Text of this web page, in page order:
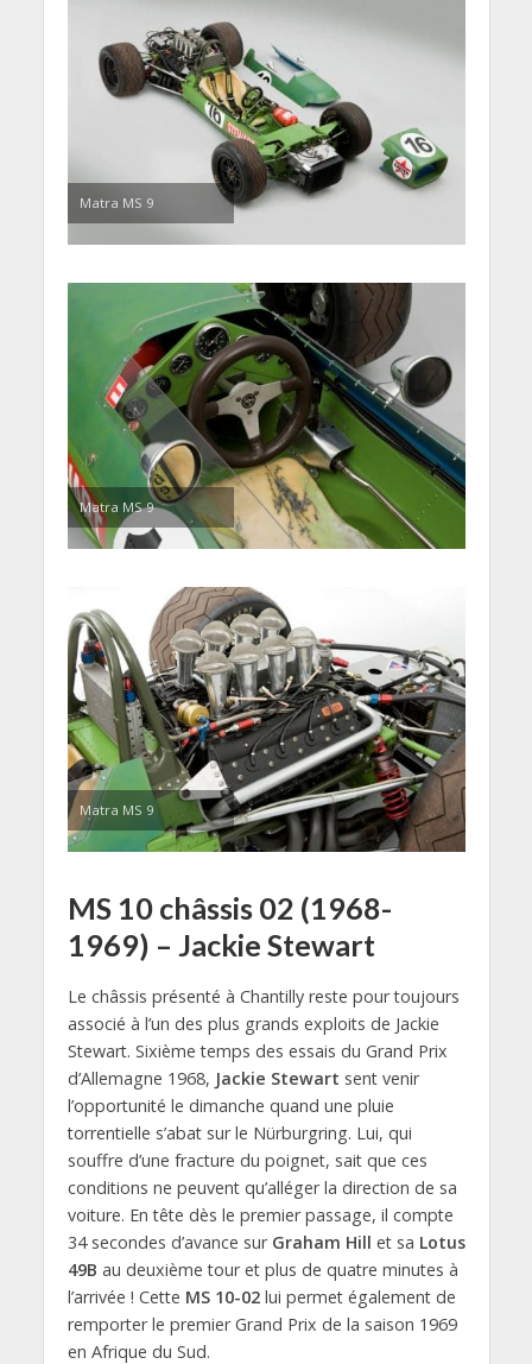
Matra MS 9
Matra MS 9
Matra MS 9
MS 10 châssis 02 (1968-
1969) – Jackie Stewart
Le châssis présenté à Chantilly reste pour toujours
associé à l’un des plus grands exploits de Jackie
Stewart. Sixième temps des essais du Grand Prix
d’Allemagne 1968, Jackie Stewart sent venir
l’opportunité le dimanche quand une pluie
torrentielle s’abat sur le Nürburgring. Lui, qui
souffre d’une fracture du poignet, sait que ces
conditions ne peuvent qu’alléger la direction de sa
voiture. En tête dès le premier passage, il compte
34 secondes d’avance sur Graham Hill et sa Lotus
49B au deuxième tour et plus de quatre minutes à
l’arrivée ! Cette MS 10-02lui permet également de
remporter le premier Grand Prix de la saison 1969
en Afrique du Sud.